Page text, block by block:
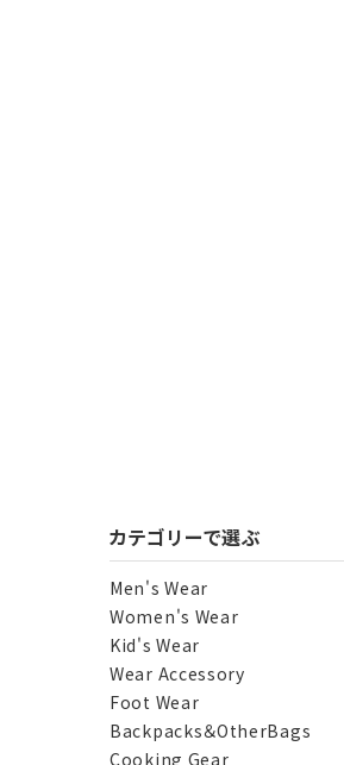
カテゴリーで選ぶ
Men's Wear
Women's Wear
Kid's Wear
Wear Accessory
Foot Wear
Backpacks＆OtherBags
Cooking Gear